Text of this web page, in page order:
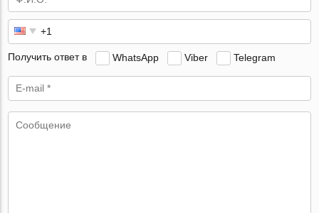
Получить ответ в WhatsApp Viber Telegram